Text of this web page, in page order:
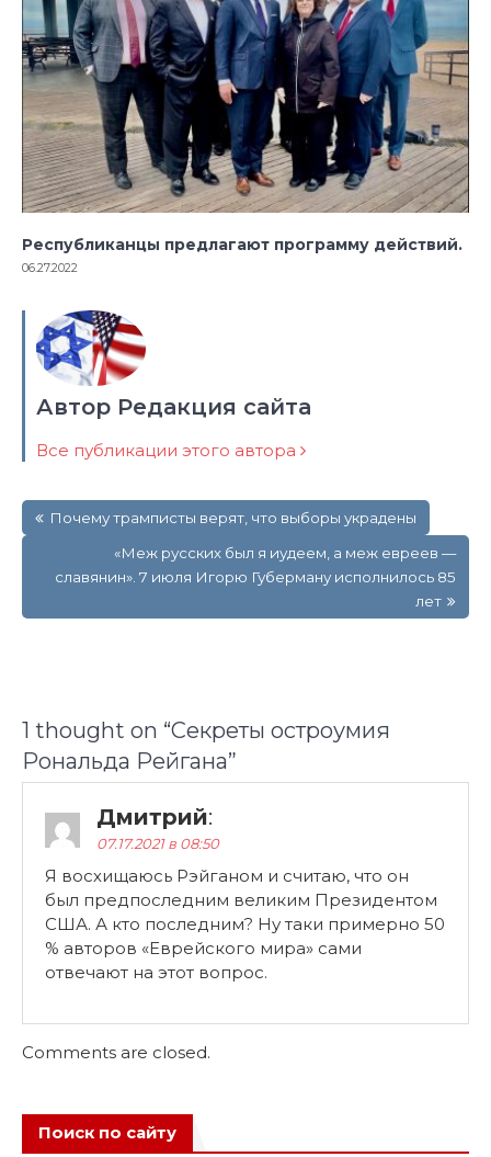
Республиканцы предлагают программу действий.
06.27.2022
Автор Редакция сайта
Все публикации этого автора
по
записям
Почему трамписты верят, что выборы украдены
«Меж русских был я иудеем, а меж евреев —
славянин». 7 июля Игорю Губерману исполнилось 85
лет
1 thought on “Секреты остроумия
Рональда Рейгана”
Дмитрий:
07.17.2021 в 08:50
Я восхищаюсь Рэйганом и считаю, что он
был предпоследним великим Президентом
США. А кто последним? Ну таки примерно 50
% авторов «Еврейского мира» сами
отвечают на этот вопрос.
Comments are closed.
Поиск по сайту